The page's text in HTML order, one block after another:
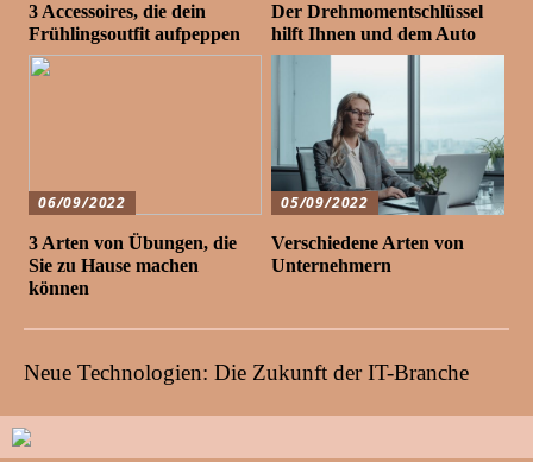
3 Accessoires, die dein
Frühlingsoutfit aufpeppen
Der Drehmomentschlüssel
hilft Ihnen und dem Auto
06/09/2022
3 Arten von Übungen, die
Sie zu Hause machen
können
05/09/2022
Verschiedene Arten von
Unternehmern
Neue Technologien: Die Zukunft der IT-Branche